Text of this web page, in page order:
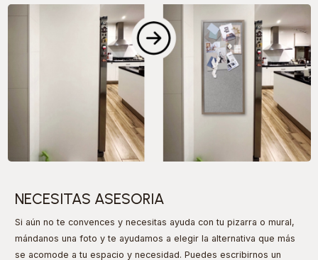
NECESITAS ASESORIA
Si aún no te convences y necesitas ayuda con tu pizarra o mural,
mándanos una foto y te ayudamos a elegir la alternativa que más
se acomode a tu espacio y necesidad. Puedes escribirnos un